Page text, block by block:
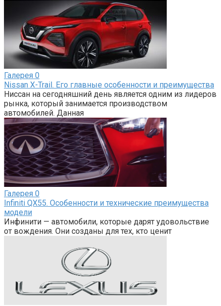
Галерея 0
Nissan X-Trail. Его главные особенности и преимущества
Ниссан на сегодняшний день является одним из лидеров
рынка, который занимается производством
автомобилей. Данная
Галерея 0
Infiniti QX55. Особенности и технические преимущества
модели
Инфинити — автомобили, которые дарят удовольствие
от вождения. Они созданы для тех, кто ценит